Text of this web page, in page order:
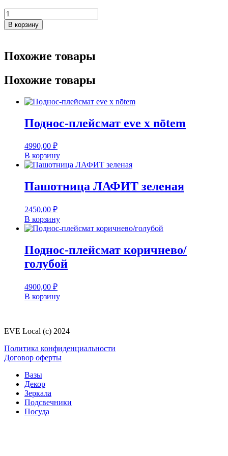
Количество
товара
Поднос-
красный
В корзину
Похожие товары
Похожие товары
Поднос-плейсмат eve x nōtem
4990,00 ₽
В корзину
Пашотница ЛАФИТ зеленая
2450,00 ₽
В корзину
Поднос-плейсмат коричнево/
голубой
4900,00 ₽
В корзину
EVE Local (c) 2024
Политика конфиденциальности
Договор оферты
Вазы
Декор
Зеркала
Подсвечники
Посуда